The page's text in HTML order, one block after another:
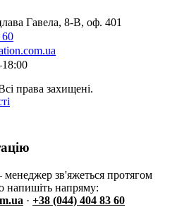
Гавела, 8-В, оф. 401
60
права захищені.
зв'яжеться протягом
напишіть напряму:
· +38 (044) 404 83 60